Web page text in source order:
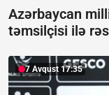
Azərbaycan
təmsilçisi ilə
7 Avqust 17:35